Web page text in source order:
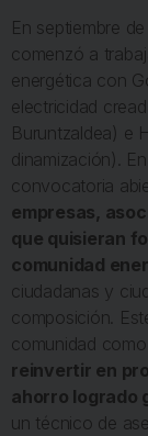
En septiembre
comenzó a
energética con
electricidad
Buruntzaldea) e
dinamización).
convocatoria
empresas,
que quisieran
comunidad
ciudadanas y
composición.
comunidad
reinvertir en
ahorro logrado
un técnico de